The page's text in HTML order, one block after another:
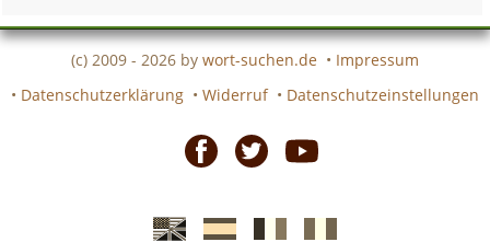
(c) 2009 - 2026 by wort-suchen.de • Impressum
• Datenschutzerklärung • Widerruf • Datenschutzeinstellungen